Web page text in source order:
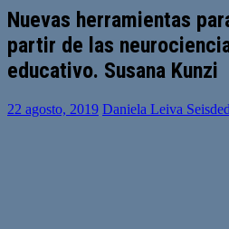
Nuevas herramientas
partir de las
educativo. Susana Kunzi
22 agosto, 2019 Daniela Leiva